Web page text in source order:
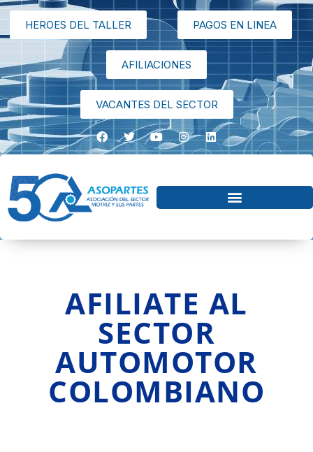
HEROES DEL TALLER PAGOS EN LINEA
AFILIACIONES
VACANTES DEL SECTOR
AFILIATE AL
SECTOR
AUTOMOTOR
COLOMBIANO